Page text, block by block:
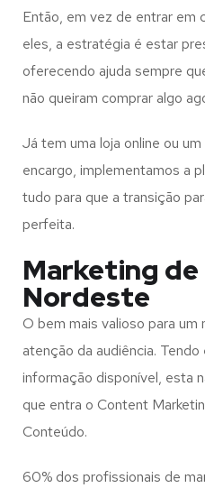
Então, em vez de entrar em
eles, a estratégia é estar
oferecendo ajuda sempre
não queiram comprar algo
Já tem uma loja online ou
encargo, implementamos a
tudo para que a transição
perfeita.
Marketing
Nordeste
O bem mais valioso para um
atenção da audiência.
informação disponível, esta
que entra o Content
Conteúdo.
60% dos profissionais de